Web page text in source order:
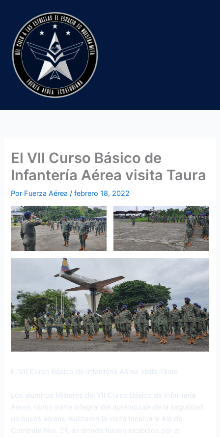
contenido
El VII Curso Básico de
Infantería Aérea visita Taura
Por Fuerza Aérea/febrero 18, 2022
El VII Curso Básico de Infantería Aérea visita Taura
Los alumnos Militares del VII Curso Básico de Infantería
Aérea, como parte integral del aprendizaje de la seguridad
de bases aéreas realizaron la visita técnica al Ala de
Combate Nro. 21, en donde fueron recibidos por el